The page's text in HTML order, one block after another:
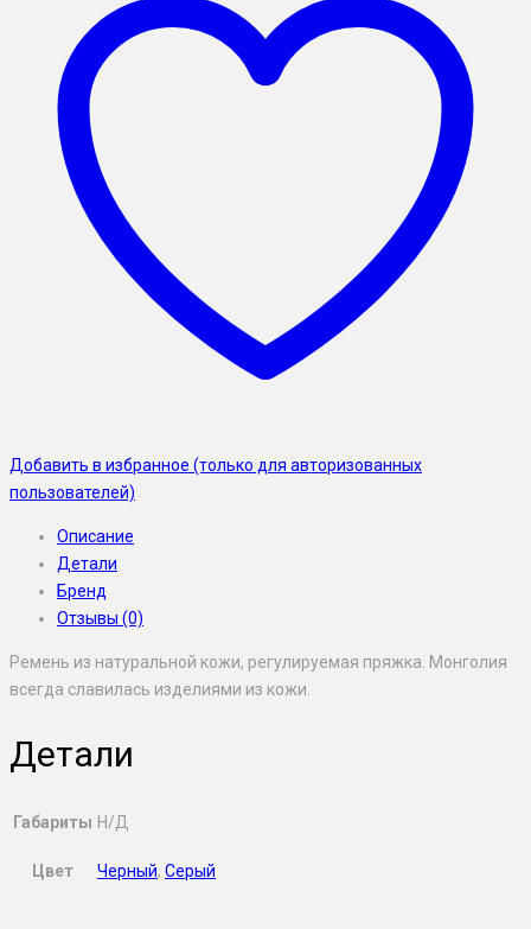
Добавить в избранное (только для авторизованных
пользователей)
Описание
Детали
Бренд
Отзывы (0)
Ремень из натуральной кожи, регулируемая пряжка. Монголия
всегда славилась изделиями из кожи.
Детали
Габариты Н/Д
Цвет Черный, Серый